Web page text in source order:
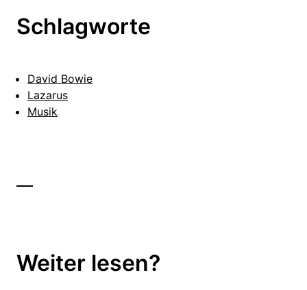
Schlagworte
David Bowie
Lazarus
Musik
Weiter lesen?